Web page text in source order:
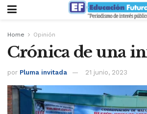
Home Opinión
Crónica de una
por Pluma invitada 21 junio, 2023